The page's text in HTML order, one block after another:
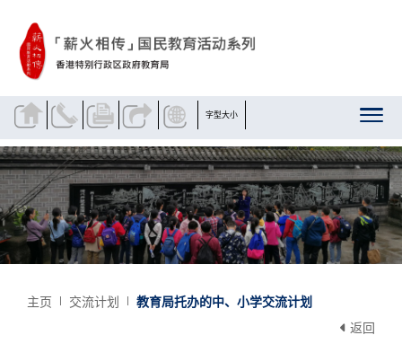
字型大小
主页 交流计划
教育局托办的中、小学交流计划
返回